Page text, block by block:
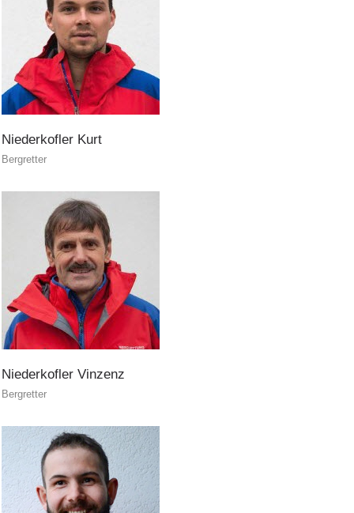
Soccorso sulle piste
Canyoning
Niederkofler Kurt
Bergretter
Niederkofler Vinzenz
Bergretter